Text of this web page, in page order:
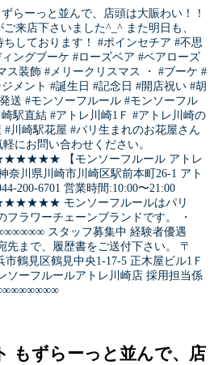
らーっと並んで、店頭は大賑わい！！
来店下さいました^_^ また明日も、
しております！ #ポインセチア #不思
ングブーケ #ローズベア #ベアローズ
ス装飾 #メリークリスマス ・ #ブーケ #
メント #誕生日 #記念日 #開店祝い #胡
送 #モンソーフルール #モンソーフル
駅直結 #アトレ川崎1Ｆ #アトレ川崎の
#川崎駅花屋 #パリ生まれのお花屋さん
軽にお問い合わせください。
【モンソーフルール アトレ
奈川県川崎市川崎区駅前本町26-1 アト
200-6701 営業時間:10:00〜21:00
モンソーフルールはパリ
フラワーチェーンブランドです。 ・
スタッフ募集中 経験者優遇
先まで、履歴書をご送付下さい。 〒
市鶴見区鶴見中央1-17-5 正木屋ビル1Ｆ
ソーフルールアトレ川崎店 採用担当係
もずらーっと並んで、店